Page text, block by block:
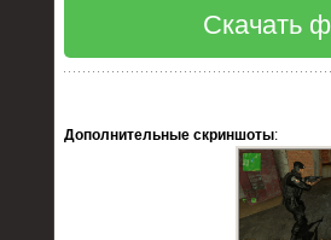
Скачать
Дополнительные скриншоты: